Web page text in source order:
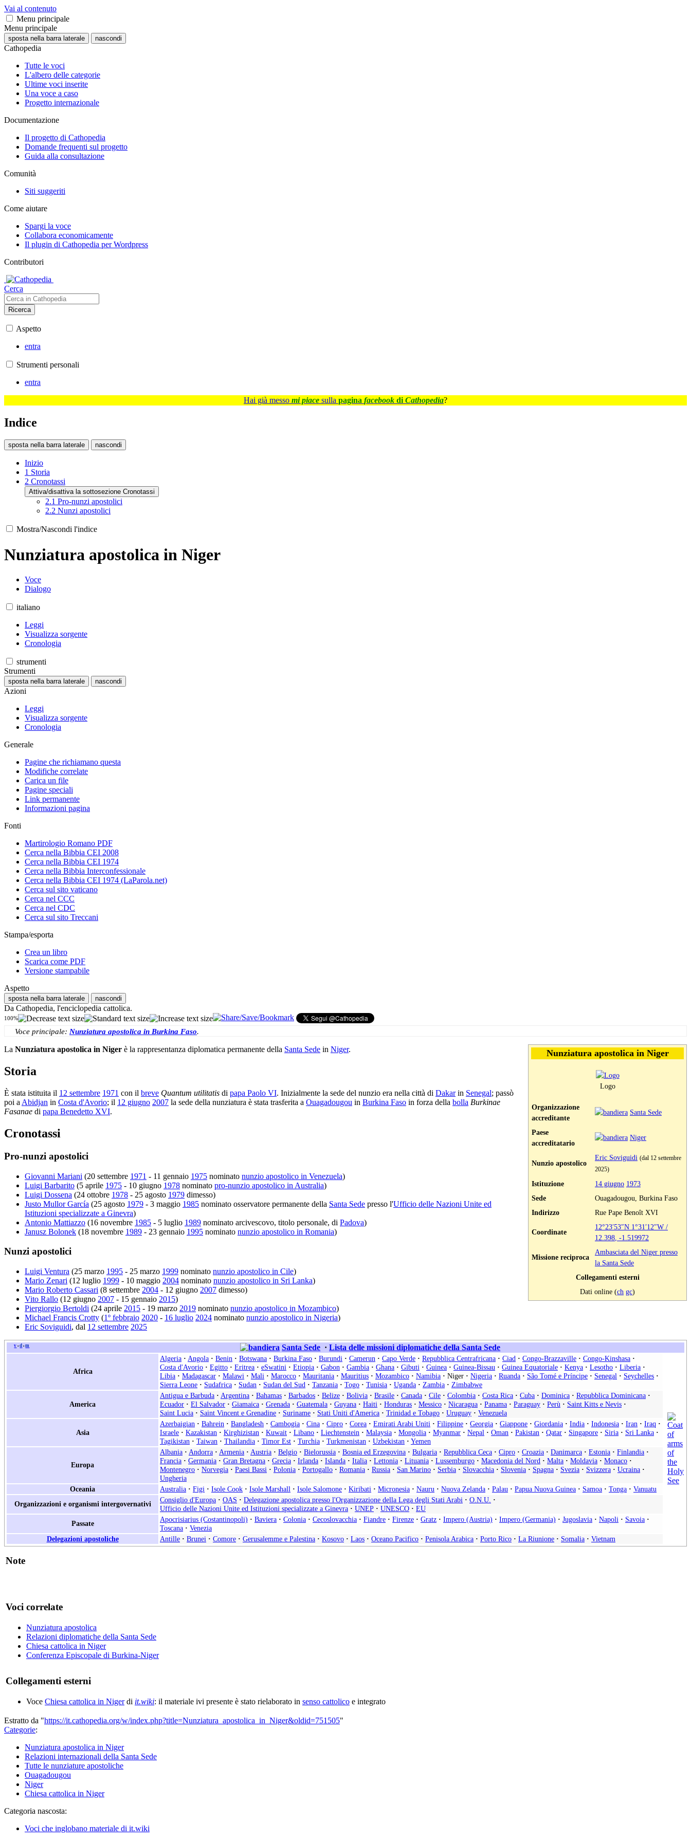
Vai al contenuto
Menu principale
Menu principale
sposta nella barra laterale nascondi
Cathopedia
Tutte le voci
L'albero delle categorie
Ultime voci inserite
Una voce a caso
Progetto internazionale
Documentazione
Il progetto di Cathopedia
Domande frequenti sul progetto
Guida alla consultazione
Comunità
Siti suggeriti
Come aiutare
Spargi la voce
Collabora economicamente
Il plugin di Cathopedia per Wordpress
Contributori
Cerca
Ricerca
Aspetto
entra
Strumenti personali
entra
Hai già messo mi piace sulla pagina facebook di Cathopedia?
Indice
sposta nella barra laterale nascondi
Inizio
1 Storia
2 Cronotassi
Attiva/disattiva la sottosezione Cronotassi
2.1 Pro-nunzi apostolici
2.2 Nunzi apostolici
Mostra/Nascondi l'indice
Nunziatura apostolica in Niger
Voce
Dialogo
italiano
Leggi
Visualizza sorgente
Cronologia
strumenti
Strumenti
sposta nella barra laterale nascondi
Azioni
Leggi
Visualizza sorgente
Cronologia
Generale
Pagine che richiamano questa
Modifiche correlate
Carica un file
Pagine speciali
Link permanente
Informazioni pagina
Fonti
Martirologio Romano PDF
Cerca nella Bibbia CEI 2008
Cerca nella Bibbia CEI 1974
Cerca nella Bibbia Interconfessionale
Cerca nella Bibbia CEI 1974 (LaParola.net)
Cerca sul sito vaticano
Cerca nel CCC
Cerca nel CDC
Cerca sul sito Treccani
Stampa/esporta
Crea un libro
Scarica come PDF
Versione stampabile
Aspetto
sposta nella barra laterale nascondi
Da Cathopedia, l'enciclopedia cattolica.
100%
Voce principale: Nunziatura apostolica in Burkina Faso.
Nunziatura apostolica in Niger
Logo
Organizzazione
accreditante
Santa Sede
Paese
accreditatario
Niger
Nunzio apostolico
Eric Soviguidi (dal 12 settembre
2025)
Istituzione 14 giugno 1973
Sede
Ouagadougou, Burkina Faso
Indirizzo
Rue Pape Benoît XVI
Coordinate
12°23′53″N 1°31′12″W /
12.398, -1.519972
Missione reciproca
Ambasciata del Niger presso
la Santa Sede
Collegamenti esterni
Dati online (ch gc)
La Nunziatura apostolica in Niger è la rappresentanza diplomatica permanente della Santa Sede in Niger.
Storia
È stata istituita il 12 settembre 1971 con il breve Quantum utilitatis di papa Paolo VI. Inizialmente la sede del nunzio era nella città di Dakarin Senegal; passò
poi a Abidjan in Costa d'Avorio; il 12 giugno 2007 la sede della nunziatura è stata trasferita a Ouagadougou in Burkina Faso in forza della bolla Burkinae
Fasanae di papa Benedetto XVI.
Cronotassi
Pro-nunzi apostolici
Giovanni Mariani (20 settembre 1971 - 11 gennaio 1975 nominato nunzio apostolico in Venezuela)
Luigi Barbarito (5 aprile 1975 - 10 giugno 1978 nominato pro-nunzio apostolico in Australia)
Luigi Dossena (24 ottobre 1978 - 25 agosto 1979 dimesso)
Justo Mullor García (25 agosto 1979 - 3 maggio 1985 nominato osservatore permanente della Santa Sede presso l'Ufficio delle Nazioni Unite ed
Istituzioni specializzate a Ginevra)
Antonio Mattiazzo (16 novembre 1985 - 5 luglio 1989 nominato arcivescovo, titolo personale, di Padova)
Janusz Bolonek (18 novembre 1989 - 23 gennaio 1995 nominato nunzio apostolico in Romania)
Nunzi apostolici
Luigi Ventura (25 marzo 1995 - 25 marzo 1999 nominato nunzio apostolico in Cile)
Mario Zenari (12 luglio 1999 - 10 maggio 2004 nominato nunzio apostolico in Sri Lanka)
Mario Roberto Cassari (8 settembre 2004 - 12 giugno 2007 dimesso)
Vito Rallo (12 giugno 2007 - 15 gennaio 2015)
Piergiorgio Bertoldi (24 aprile 2015 - 19 marzo 2019 nominato nunzio apostolico in Mozambico)
Michael Francis Crotty (1º febbraio 2020 - 16 luglio 2024 nominato nunzio apostolico in Nigeria)
Eric Soviguidi, dal 12 settembre 2025
v • d • m Santa Sede · Lista delle missioni diplomatiche della Santa Sede
Africa
Algeria · Angola · Benin · Botswana · Burkina Faso · Burundi · Camerun · Capo Verde · Repubblica Centrafricana · Ciad · Congo-Brazzaville · Congo-Kinshasa ·
Costa d'Avorio · Egitto · Eritrea · eSwatini · Etiopia · Gabon · Gambia · Ghana · Gibuti · Guinea · Guinea-Bissau · Guinea Equatoriale · Kenya · Lesotho · Liberia ·
Libia · Madagascar · Malawi · Mali · Marocco · Mauritania · Mauritius · Mozambico · Namibia · Niger · Nigeria · Ruanda · São Tomé e Príncipe · Senegal · Seychelles ·
Sierra Leone · Sudafrica · Sudan · Sudan del Sud · Tanzania · Togo · Tunisia · Uganda · Zambia · Zimbabwe
America
Antigua e Barbuda · Argentina · Bahamas · Barbados · Belize · Bolivia · Brasile · Canada · Cile · Colombia · Costa Rica · Cuba · Dominica · Repubblica Dominicana ·
Ecuador · El Salvador · Giamaica · Grenada · Guatemala · Guyana · Haiti · Honduras · Messico · Nicaragua · Panama · Paraguay · Perù · Saint Kitts e Nevis ·
Saint Lucia · Saint Vincent e Grenadine · Suriname · Stati Uniti d'America · Trinidad e Tobago · Uruguay · Venezuela
Asia
Azerbaigian · Bahrein · Bangladesh · Cambogia · Cina · Cipro · Corea · Emirati Arabi Uniti · Filippine · Georgia · Giappone · Giordania · India · Indonesia · Iran · Iraq ·
Israele · Kazakistan · Kirghizistan · Kuwait · Libano · Liechtenstein · Malaysia · Mongolia · Myanmar · Nepal · Oman · Pakistan · Qatar · Singapore · Siria · Sri Lanka ·
Tagikistan · Taiwan · Thailandia · Timor Est · Turchia · Turkmenistan · Uzbekistan · Yemen
Europa
Albania · Andorra · Armenia · Austria · Belgio · Bielorussia · Bosnia ed Erzegovina · Bulgaria · Repubblica Ceca · Cipro · Croazia · Danimarca · Estonia · Finlandia ·
Francia · Germania · Gran Bretagna · Grecia · Irlanda · Islanda · Italia · Lettonia · Lituania · Lussemburgo · Macedonia del Nord · Malta · Moldavia · Monaco ·
Montenegro · Norvegia · Paesi Bassi · Polonia · Portogallo · Romania · Russia · San Marino · Serbia · Slovacchia · Slovenia · Spagna · Svezia · Svizzera · Ucraina ·
Ungheria
Oceania
Australia · Figi · Isole Cook · Isole Marshall · Isole Salomone · Kiribati · Micronesia · Nauru · Nuova Zelanda · Palau · Papua Nuova Guinea · Samoa · Tonga · Vanuatu
Organizzazioni e organismi intergovernativi
Consiglio d'Europa · OAS · Delegazione apostolica presso l'Organizzazione della Lega degli Stati Arabi · O.N.U. ·
Ufficio delle Nazioni Unite ed Istituzioni specializzate a Ginevra · UNEP · UNESCO · EU
Passate
Apocrisiarius (Costantinopoli) · Baviera · Colonia · Cecoslovacchia · Fiandre · Firenze · Gratz · Impero (Austria) · Impero (Germania) · Jugoslavia · Napoli · Savoia ·
Toscana · Venezia
Delegazioni apostoliche
Antille · Brunei · Comore · Gerusalemme e Palestina · Kosovo · Laos · Oceano Pacifico · Penisola Arabica · Porto Rico · La Riunione · Somalia · Vietnam
Note
Voci correlate
Nunziatura apostolica
Relazioni diplomatiche della Santa Sede
Chiesa cattolica in Niger
Conferenza Episcopale di Burkina-Niger
Collegamenti esterni
Voce Chiesa cattolica in Nigerdi it.wiki: il materiale ivi presente è stato rielaborato in senso cattolico e integrato
Estratto da "https://it.cathopedia.org/w/index.php?title=Nunziatura_apostolica_in_Niger&oldid=751505"
Categorie:
Nunziatura apostolica in Niger
Relazioni internazionali della Santa Sede
Tutte le nunziature apostoliche
Ouagadougou
Niger
Chiesa cattolica in Niger
Categoria nascosta:
Voci che inglobano materiale di it.wiki